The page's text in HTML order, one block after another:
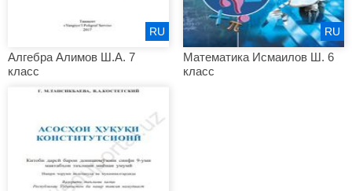
Алгебра Алимов Ш.А. 7
класс
RU
Математика Исмаилов Ш. 6
класс
RU